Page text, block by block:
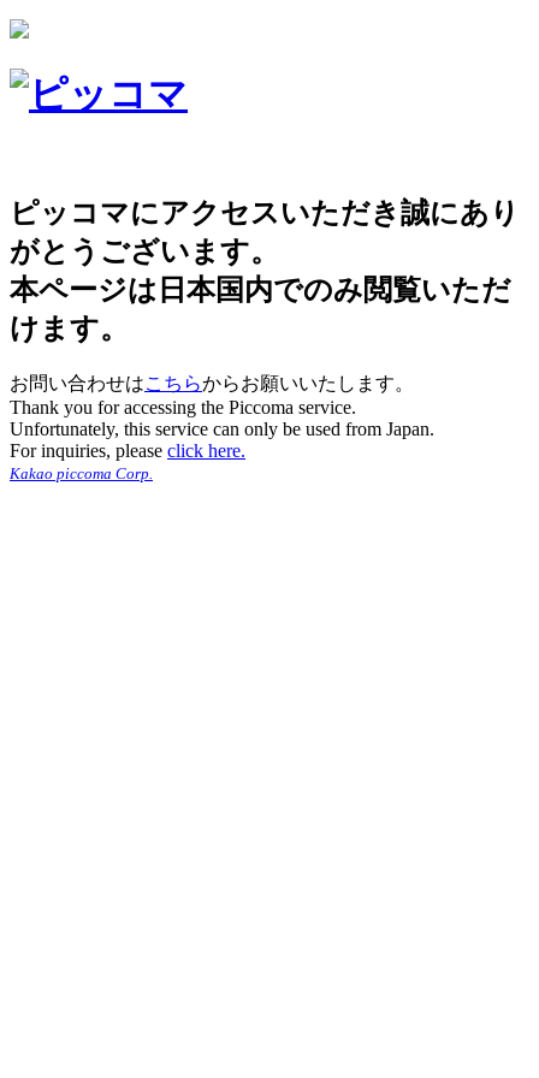
ピッコマにアクセスいただき誠にあり
がとうございます。
本ページは日本国内でのみ閲覧いただ
けます。
お問い合わせはこちらからお願いいたします。
Thank you for accessing the Piccoma service.
Unfortunately, this service can only be used from Japan.
For inquiries, please click here.
Kakao piccoma Corp.